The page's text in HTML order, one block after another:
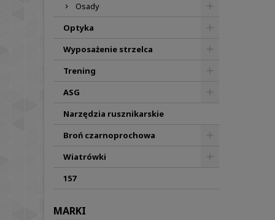
Osady
Optyka
Wyposażenie strzelca
Trening
ASG
Narzędzia rusznikarskie
Broń czarnoprochowa
Wiatrówki
157
MARKI